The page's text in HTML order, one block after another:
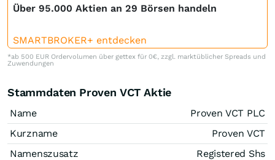
Über 95.000 Aktien an 29 Börsen handeln
SMARTBROKER+ entdecken
*ab 500 EUR Ordervolumen über gettex für 0€, zzgl. marktüblicher Spreads und
Zuwendungen
Stammdaten Proven VCT Aktie
Name
Proven VCT PLC
Kurzname
Proven VCT
Namenszusatz
Registered Shs